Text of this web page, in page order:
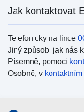
Jak kontaktovat
Telefonicky na lince
Jiný způsob, jak nás
Písemně, pomocí
Osobně, v